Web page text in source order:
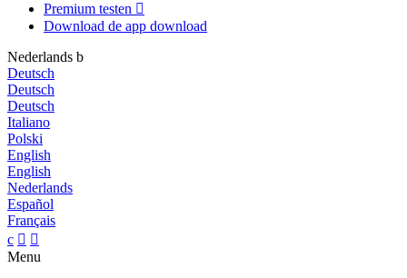
Premium testen 
Download de app download
Nederlands b
Deutsch
Deutsch
Deutsch
Italiano
Polski
English
English
Nederlands
Español
Français
c  
Menu